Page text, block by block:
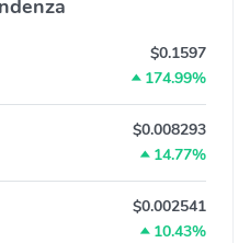
$0.1597
174.99%
$0.008293
14.77%
$0.002541
10.43%